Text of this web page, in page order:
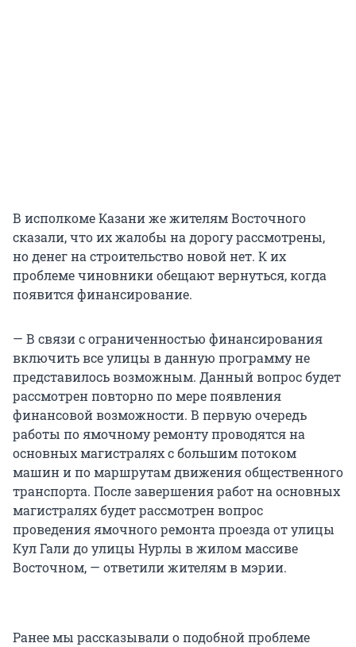
В исполкоме Казани же жителям Восточного
сказали, что их жалобы на дорогу рассмотрены,
но денег на строительство новой нет. К их
проблеме чиновники обещают вернуться, когда
появится финансирование.
— В связи с ограниченностью финансирования
включить все улицы в данную программу не
представилось возможным. Данный вопрос будет
рассмотрен повторно по мере появления
финансовой возможности. В первую очередь
работы по ямочному ремонту проводятся на
основных магистралях с большим потоком
машин и по маршрутам движения общественного
транспорта. После завершения работ на основных
магистралях будет рассмотрен вопрос
проведения ямочного ремонта проезда от улицы
Кул Гали до улицы Нурлы в жилом массиве
Восточном, — ответили жителям в мэрии.
Ранее мы рассказывали о подобной проблеме